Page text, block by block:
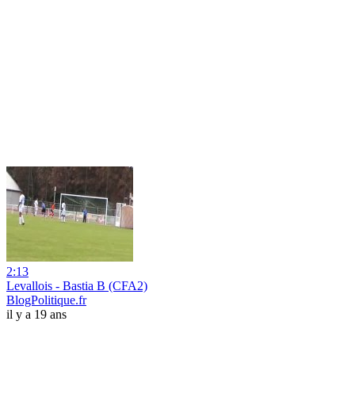
2:13
Levallois - Bastia B (CFA2)
BlogPolitique.fr
il y a 19 ans